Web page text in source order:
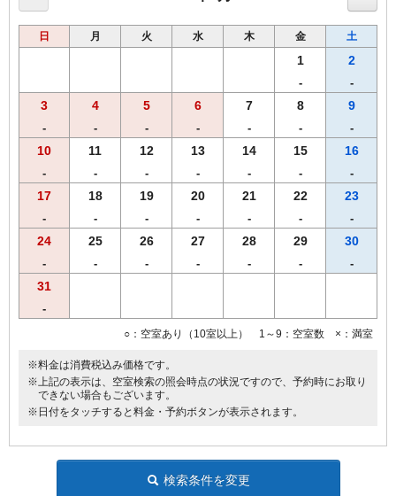
日 月 火 水 木 金 土
1
-
2
-
3
-
4
-
5
-
6
-
7
-
8
-
9
-
10
-
11
-
12
-
13
-
14
-
15
-
16
-
17
-
18
-
19
-
20
-
21
-
22
-
23
-
24
-
25
-
26
-
27
-
28
-
29
-
30
-
31
-
○：空室あり（10室以上） 1～9：空室数 ×：満室
※料金は消費税込み価格です。
※上記の表示は、空室検索の照会時点の状況ですので、予約時にお取り
できない場合もございます。
※日付をタッチすると料金・予約ボタンが表示されます。
検索条件を変更